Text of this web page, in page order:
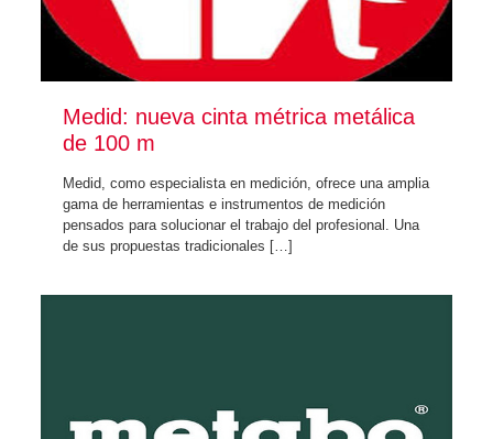
Medid: nueva cinta métrica metálica
de 100 m
Medid, como especialista en medición, ofrece una amplia
gama de herramientas e instrumentos de medición
pensados para solucionar el trabajo del profesional. Una
de sus propuestas tradicionales […]